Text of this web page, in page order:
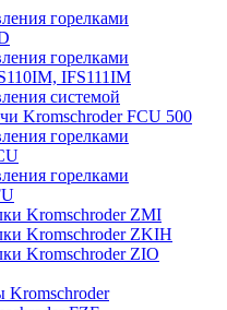
горелками
горелками
IFS111IM
системой
Kromschroder FCU 500
горелками
горелками
Kromschroder ZМI
Kromschroder ZKIH
Kromschroder ZIO
Kromschroder